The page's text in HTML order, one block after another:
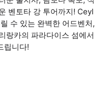
벤토타 강 투어까지! Ceyl
수 있는 완벽한 어드벤처,
랑카의 파라다이스 섬에서
립니다!